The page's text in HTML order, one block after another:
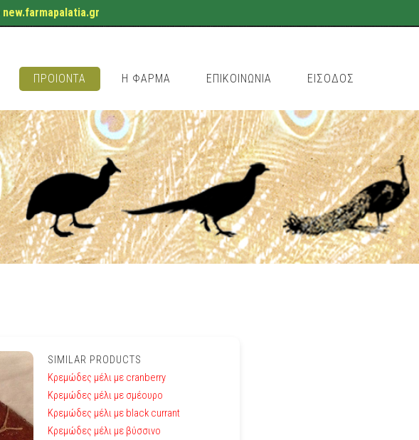
new.farmapalatia.gr
ΠΡΟΙΟΝΤΑ Η ΦΑΡΜΑ ΕΠΙΚΟΙΝΩΝΙΑ ΕΙΣΟΔΟΣ
SIMILAR PRODUCTS
Κρεμώδες μέλι με cranberry
Κρεμώδες μέλι με σμέουρο
Κρεμώδες μέλι με black currant
Κρεμώδες μέλι με βύσσινο